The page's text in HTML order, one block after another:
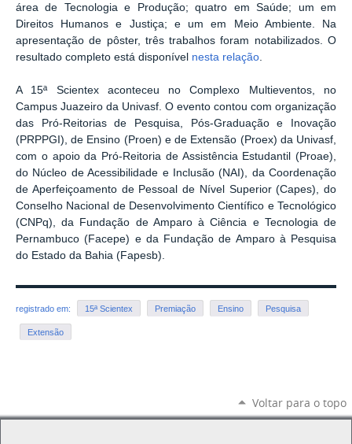
área de Tecnologia e Produção; quatro em Saúde; um em
Direitos Humanos e Justiça; e um em Meio Ambiente. Na
apresentação de pôster, três trabalhos foram notabilizados. O
resultado completo está disponível nesta relação.
A 15ª Scientex aconteceu no Complexo Multieventos, no
Campus Juazeiro da Univasf. O evento contou com organização
das Pró-Reitorias de Pesquisa, Pós-Graduação e Inovação
(PRPPGI), de Ensino (Proen) e de Extensão (Proex) da Univasf,
com o apoio da Pró-Reitoria de Assistência Estudantil (Proae),
do Núcleo de Acessibilidade e Inclusão (NAI), da Coordenação
de Aperfeiçoamento de Pessoal de Nível Superior (Capes), do
Conselho Nacional de Desenvolvimento Científico e Tecnológico
(CNPq), da Fundação de Amparo à Ciência e Tecnologia de
Pernambuco (Facepe) e da Fundação de Amparo à Pesquisa
do Estado da Bahia (Fapesb).
registrado em: 15ª Scientex Premiação Ensino Pesquisa
Extensão
Voltar para o topo